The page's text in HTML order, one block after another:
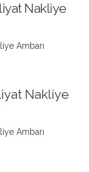
Nakliye
Ambarı
Nakliye
Ambarı